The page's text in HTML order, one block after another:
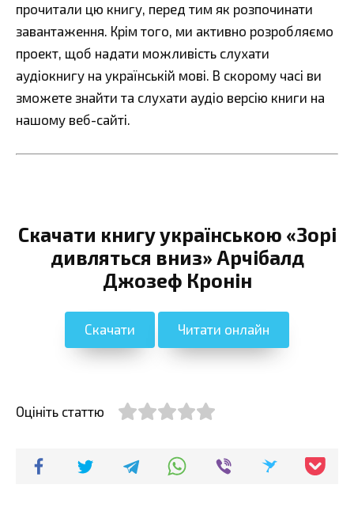
прочитали цю книгу, перед тим як розпочинати
завантаження. Крім того, ми активно розробляємо
проект, щоб надати можливість слухати
аудіокнигу на українській мові. В скорому часі ви
зможете знайти та слухати аудіо версію книги на
нашому веб-сайті.
Скачати книгу українською «Зорі
дивляться вниз» Арчібалд
Джозеф Кронін
Скачати Читати онлайн
Оцініть статтю